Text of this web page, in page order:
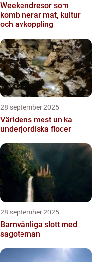
Weekendresor som
kombinerar mat, kultur
och avkoppling
28 september 2025
Världens mest unika
underjordiska floder
28 september 2025
Barnvänliga slott med
sagoteman